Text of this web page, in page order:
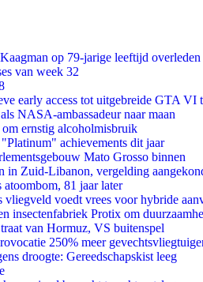
op 79-jarige leeftijd overleden
van week 32
early access tot uitgebreide GTA VI
NASA-ambassadeur naar maan
ernstig alcoholmisbruik
achievements dit jaar
Mato Grosso binnen
in Zuid-Libanon, vergelding
81 jaar later
voedt vrees voor hybride
insectenfabriek Protix om
van Hormuz, VS buitenspel
250% meer
droogte: Gereedschapskist leeg